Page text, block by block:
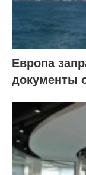
Европа
документы